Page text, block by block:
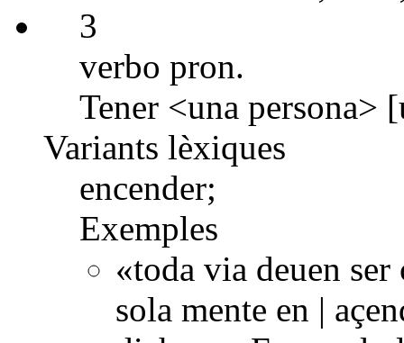
3
verbo pron.
Tener <una persona>
Variants lèxiques
encender;
Exemples
«toda via deuen
sola mente en |